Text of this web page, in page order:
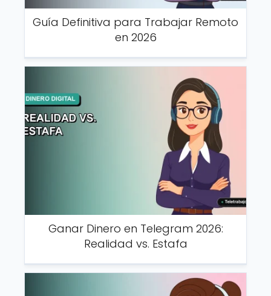
Guía Definitiva para Trabajar Remoto
en 2026
Ganar Dinero en Telegram 2026:
Realidad vs. Estafa